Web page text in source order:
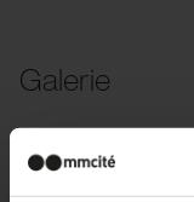
Galerie